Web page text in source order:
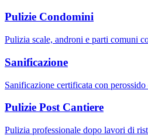
Pulizie Condomini
Pulizia scale, androni e parti comuni
Sanificazione
Sanificazione certificata con
Pulizie Post Cantiere
Pulizia professionale dopo lavori di